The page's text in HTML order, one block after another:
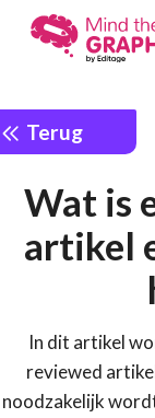
Terug
Wat is
artikel
In dit artikel
reviewed
noodzakelijk